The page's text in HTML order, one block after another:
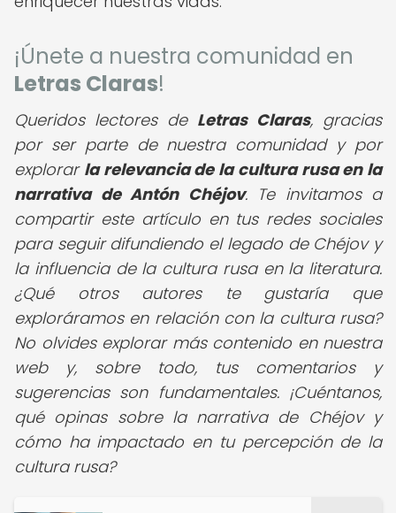
¡Únete a nuestra comunidad en
Letras Claras!
Queridos lectores de Letras Claras, gracias
por ser parte de nuestra comunidad y por
explorar la relevancia de la cultura rusa en la
narrativa de Antón Chéjov. Te invitamos a
compartir este artículo en tus redes sociales
para seguir difundiendo el legado de Chéjov y
la influencia de la cultura rusa en la literatura.
¿Qué otros autores te gustaría que
exploráramos en relación con la cultura rusa?
No olvides explorar más contenido en nuestra
web y, sobre todo, tus comentarios y
sugerencias son fundamentales. ¡Cuéntanos,
qué opinas sobre la narrativa de Chéjov y
cómo ha impactado en tu percepción de la
cultura rusa?